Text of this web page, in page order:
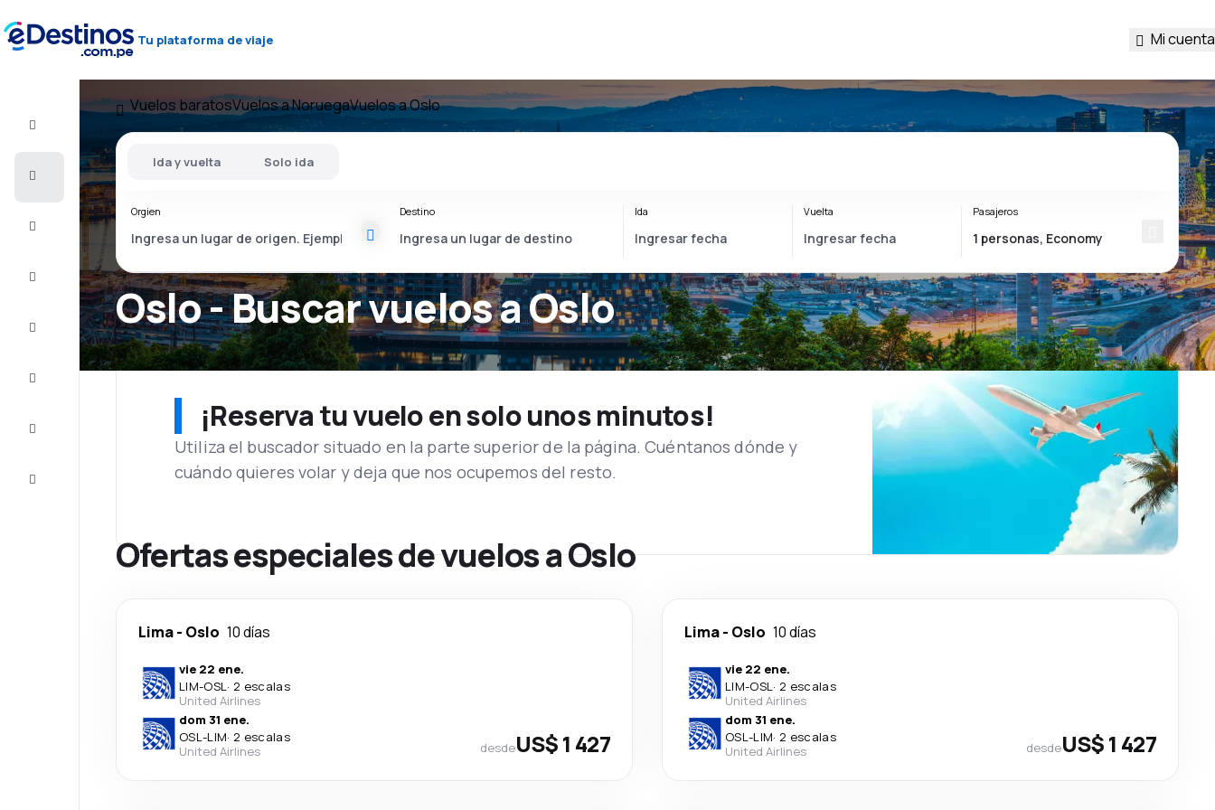
Tu plataforma de viaje Mi cuenta
baratos
Alojamientos
Ofertas
Completa
Vuelos baratosVuelos a NoruegaVuelos a Oslo
Oslo - Buscar vuelos a Oslo
Ida y vuelta Solo ida
Orgien Destino Ida Vuelta Pasajeros
¡Reserva tu vuelo en solo unos minutos!
Utiliza el buscador situado en la parte superior de la página. Cuéntanos dónde y
cuándo quieres volar y deja que nos ocupemos del resto.
Ofertas especiales de vuelos a Oslo
Lima- Oslo 10 días
vie 22 ene.
LIM-OSL· 2 escalas
United Airlines
dom 31 ene.
OSL-LIM· 2 escalas
United Airlines
desdeUS$ 1 427
Lima- Oslo 10 días
vie 22 ene.
LIM-OSL· 2 escalas
United Airlines
dom 31 ene.
OSL-LIM· 2 escalas
United Airlines
desdeUS$ 1 427